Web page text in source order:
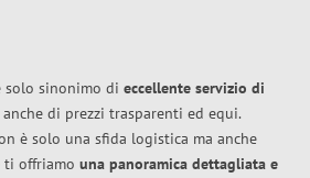
solo sinonimo di eccellente servizio di
anche di prezzi trasparenti ed equi.
è solo una sfida logistica ma anche
ti offriamo una panoramica dettagliata e